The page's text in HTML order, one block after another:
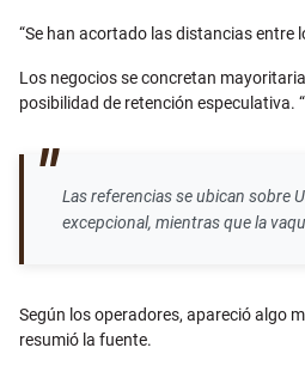
“Se han acortado las distancias entre
Los negocios se concretan
posibilidad de retención especulativa.
Las referencias se ubican sobre
excepcional, mientras que la
Según los operadores, apareció algo
resumió la fuente.